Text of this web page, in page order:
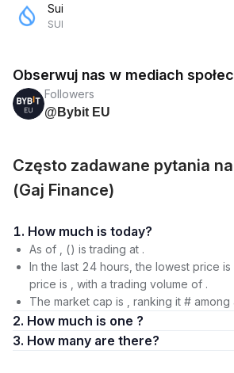
Sui
SUI
Obserwuj nas w mediach
Followers
@Bybit EU
Często zadawane pytania
(Gaj Finance)
1. How much is today?
As of , () is trading at .
In the last 24 hours, the lowest price
price is , with a trading volume of .
The market cap is , ranking it #
2. How much is one ?
3. How many are there?